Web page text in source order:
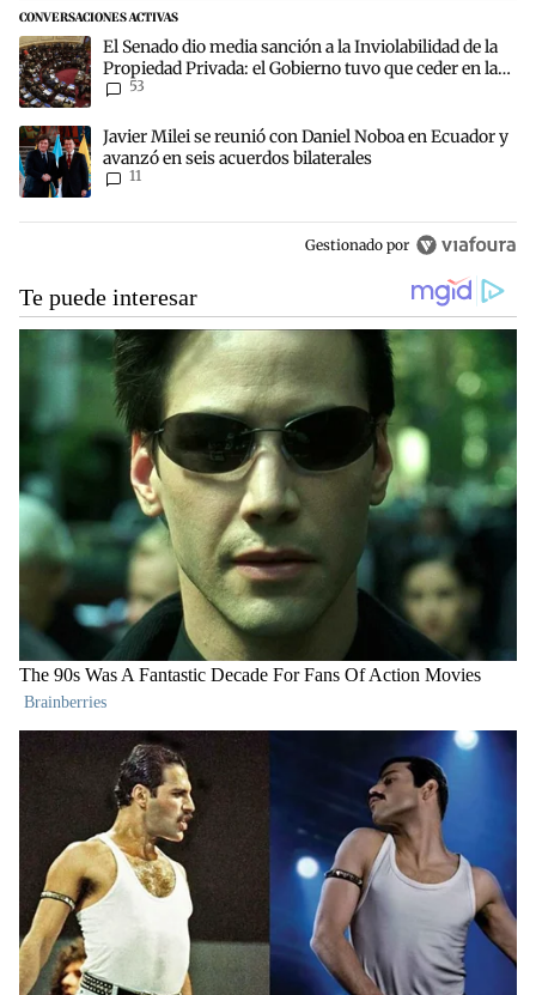
CONVERSACIONES ACTIVAS
Este listado muestra los artículos con más comentarios en los
Un artículo de tendencia con el título "El Senado dio media
El Senado dio media sanción a la Inviolabilidad de la
Propiedad Privada: el Gobierno tuvo que ceder en la
Ley del Manejo del Fuego
53
Un artículo de tendencia con el título "Javier Milei se reunió con
Javier Milei se reunió con Daniel Noboa en Ecuador y
avanzó en seis acuerdos bilaterales
11
Gestionado por